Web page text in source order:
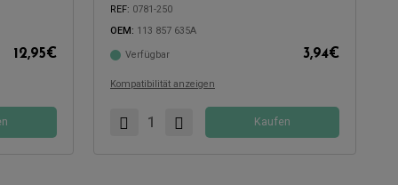
12,95€
REF: 0781-250
OEM: 113 857 635A
Verfügbar 3,94€
Kompatibilität anzeigen
Kompatibel mit:
Kaufen